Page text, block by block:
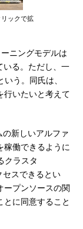
ックで拡
ニングモデルは
いる。ただし、一
う。同氏は、
行いたいと考えて
新しいアルファ
稼働できるように
クラスタ
セスできるとい
ープンソースの関
に同意すること